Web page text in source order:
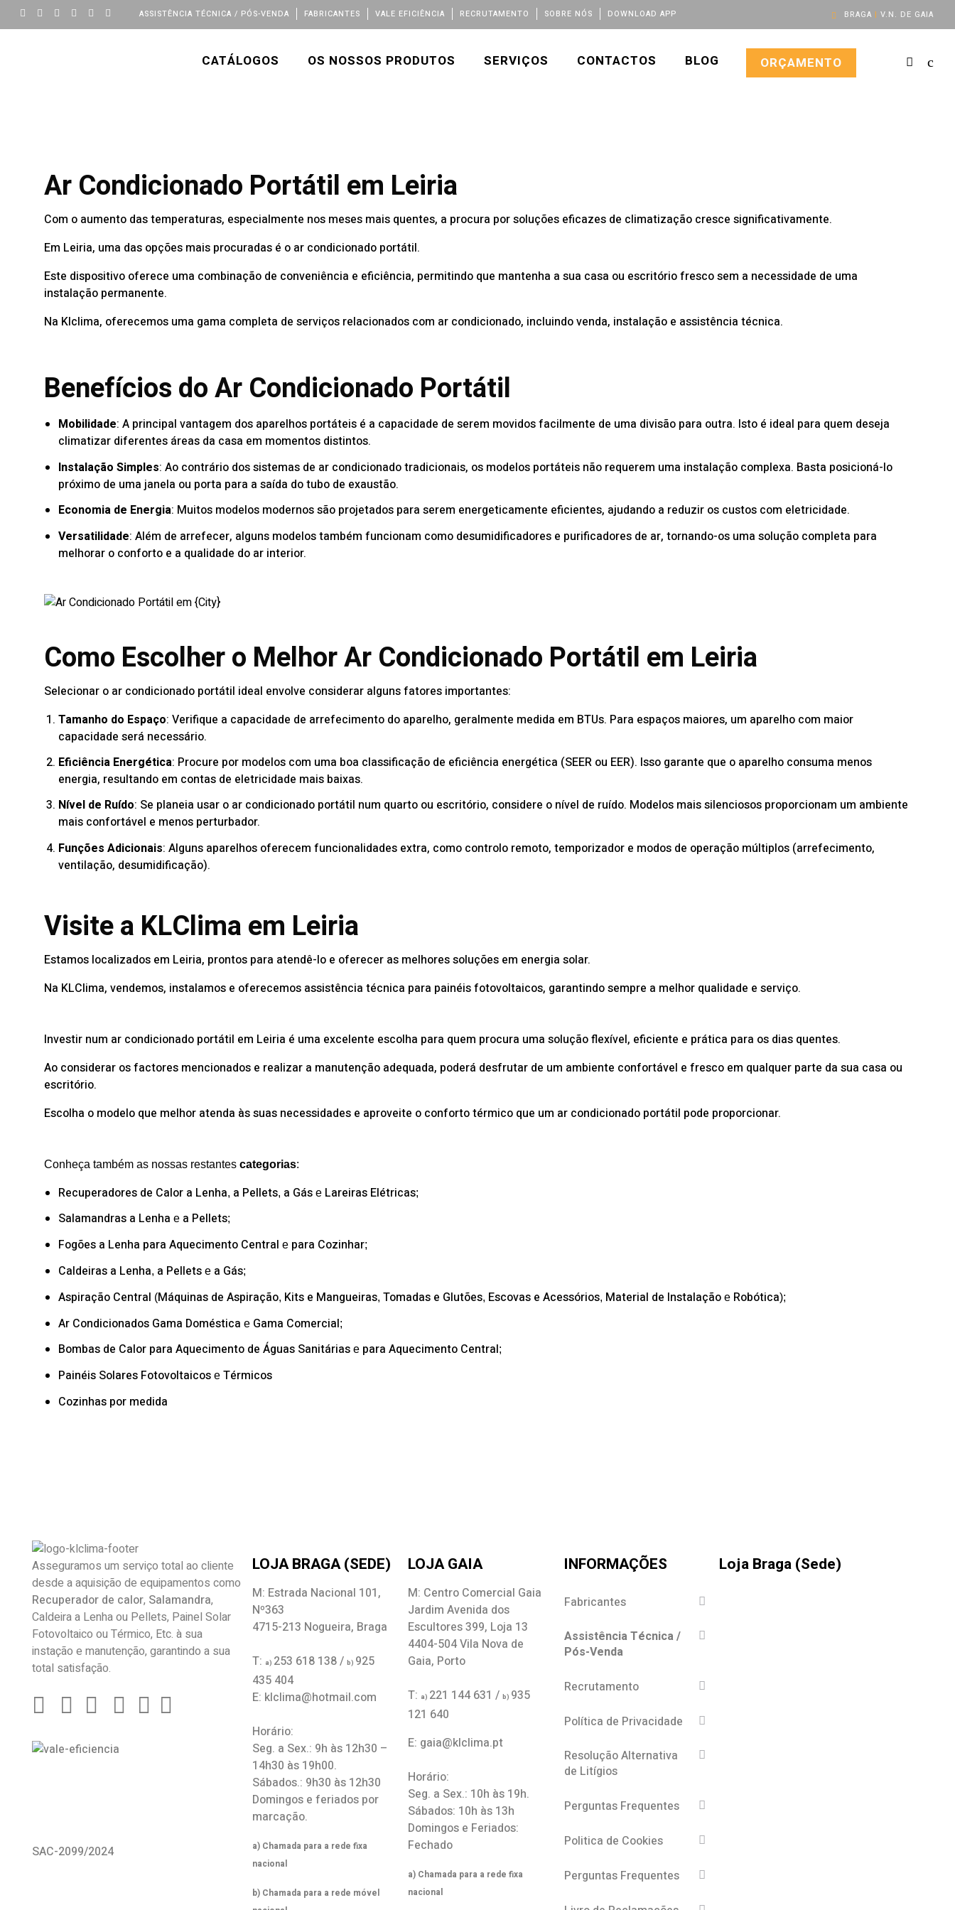
BRAGA | V.N. DE GAIA
ASSISTÊNCIA TÉCNICA / PÓS-VENDA FABRICANTES VALE EFICIÊNCIA RECRUTAMENTO SOBRE NÓS DOWNLOAD APP
CATÁLOGOS OS NOSSOS PRODUTOS SERVIÇOS CONTACTOS BLOG ORÇAMENTO
Ar Condicionado Portátil em Leiria
Com o aumento das temperaturas, especialmente nos meses mais quentes, a procura por soluções eficazes de climatização cresce significativamente.
Em Leiria, uma das opções mais procuradas é o ar condicionado portátil.
Este dispositivo oferece uma combinação de conveniência e eficiência, permitindo que mantenha a sua casa ou escritório fresco sem a necessidade de uma
instalação permanente.
Na Klclima, oferecemos uma gama completa de serviços relacionados com ar condicionado, incluindo venda, instalação e assistência técnica.
Benefícios do Ar Condicionado Portátil
Mobilidade: A principal vantagem dos aparelhos portáteis é a capacidade de serem movidos facilmente de uma divisão para outra. Isto é ideal para quem deseja
climatizar diferentes áreas da casa em momentos distintos.
Instalação Simples: Ao contrário dos sistemas de ar condicionado tradicionais, os modelos portáteis não requerem uma instalação complexa. Basta posicioná-lo
próximo de uma janela ou porta para a saída do tubo de exaustão.
Economia de Energia: Muitos modelos modernos são projetados para serem energeticamente eficientes, ajudando a reduzir os custos com eletricidade.
Versatilidade: Além de arrefecer, alguns modelos também funcionam como desumidificadores e purificadores de ar, tornando-os uma solução completa para
melhorar o conforto e a qualidade do ar interior.
Como Escolher o Melhor Ar Condicionado Portátil em Leiria
Selecionar o ar condicionado portátil ideal envolve considerar alguns fatores importantes:
Tamanho do Espaço: Verifique a capacidade de arrefecimento do aparelho, geralmente medida em BTUs. Para espaços maiores, um aparelho com maior
capacidade será necessário.
Eficiência Energética: Procure por modelos com uma boa classificação de eficiência energética (SEER ou EER). Isso garante que o aparelho consuma menos
energia, resultando em contas de eletricidade mais baixas.
Nível de Ruído: Se planeia usar o ar condicionado portátil num quarto ou escritório, considere o nível de ruído. Modelos mais silenciosos proporcionam um ambiente
mais confortável e menos perturbador.
Funções Adicionais: Alguns aparelhos oferecem funcionalidades extra, como controlo remoto, temporizador e modos de operação múltiplos (arrefecimento,
ventilação, desumidificação).
Visite a KLClima em Leiria
Estamos localizados em Leiria, prontos para atendê-lo e oferecer as melhores soluções em energia solar.
Na KLClima, vendemos, instalamos e oferecemos assistência técnica para painéis fotovoltaicos, garantindo sempre a melhor qualidade e serviço.
Investir num ar condicionado portátil em Leiria é uma excelente escolha para quem procura uma solução flexível, eficiente e prática para os dias quentes.
Ao considerar os factores mencionados e realizar a manutenção adequada, poderá desfrutar de um ambiente confortável e fresco em qualquer parte da sua casa ou
escritório.
Escolha o modelo que melhor atenda às suas necessidades e aproveite o conforto térmico que um ar condicionado portátil pode proporcionar.
Conheça também as nossas restantes categorias:
Recuperadores de Calor a Lenha, a Pellets, a Gás e Lareiras Elétricas;
Salamandras a Lenha e a Pellets;
Fogões a Lenha para Aquecimento Central e para Cozinhar;
Caldeiras a Lenha, a Pellets e a Gás;
Aspiração Central (Máquinas de Aspiração, Kits e Mangueiras, Tomadas e Glutões, Escovas e Acessórios, Material de Instalação e Robótica);
Ar Condicionados Gama Doméstica e Gama Comercial;
Bombas de Calor para Aquecimento de Águas Sanitárias e para Aquecimento Central;
Painéis Solares Fotovoltaicos e Térmicos
Cozinhas por medida
Asseguramos um serviço total ao cliente
desde a aquisição de equipamentos como
Recuperador de calor, Salamandra,
Caldeira a Lenha ou Pellets, Painel Solar
Fotovoltaico ou Térmico, Etc. à sua
instação e manutenção, garantindo a sua
total satisfação.
SAC-2099/2024
LOJA BRAGA (SEDE)
M: Estrada Nacional 101,
Nº363
4715-213 Nogueira, Braga
T: a) 253 618 138 /b) 925
435 404
E: klclima@hotmail.com
Horário:
Seg. a Sex.: 9h às 12h30 –
14h30 às 19h00.
Sábados.: 9h30 às 12h30
Domingos e feriados por
marcação.
a) Chamada para a rede fixa
nacional
b) Chamada para a rede móvel
LOJA GAIA
M: Centro Comercial Gaia
Jardim Avenida dos
Escultores 399, Loja 13
4404-504 Vila Nova de
Gaia, Porto
T: a) 221 144 631 /b) 935
121 640
E: gaia@klclima.pt
Horário:
Seg. a Sex.: 10h às 19h.
Sábados: 10h às 13h
Domingos e Feriados:
Fechado
a) Chamada para a rede fixa
nacional
INFORMAÇÕES
Fabricantes
Assistência Técnica /
Pós-Venda
Recrutamento
Política de Privacidade
Resolução Alternativa
de Litígios
Perguntas Frequentes
Politica de Cookies
Perguntas Frequentes
Loja Braga (Sede)